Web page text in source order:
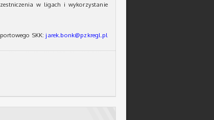
w ligach i wykorzystanie
SKK: jarek.bonk@pzkregl.pl